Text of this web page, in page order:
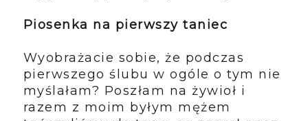
Piosenka na pierwszy taniec
Wyobrażacie sobie, że podczas
pierwszego ślubu w ogóle o tym nie
myślałam? Poszłam na żywioł i
razem z moim byłym mężem